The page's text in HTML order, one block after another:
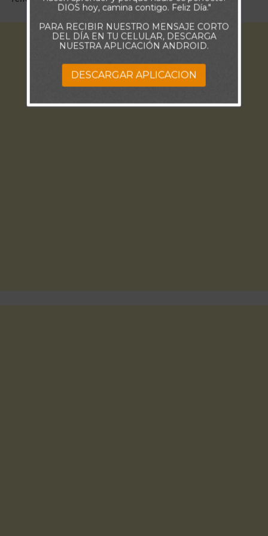
DIOS hoy, camina contigo. Feliz Día."
PARA RECIBIR NUESTRO MENSAJE CORTO
DEL DÍA EN TU CELULAR, DESCARGA
NUESTRA APLICACIÓN ANDROID.
DESCARGAR APLICACION